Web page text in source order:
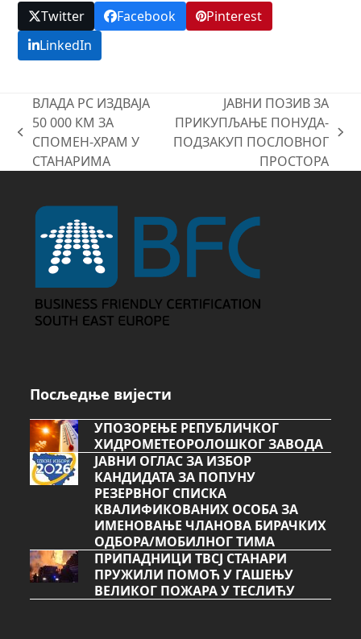
Twitter Facebook
Pinterest
LinkedIn
previous
post:
ВЛАДА РС ИЗДВАЈА
50 000 КМ ЗА
СПОМЕН-ХРАМ У
СТАНАРИМА
next
ЈАВНИ ПОЗИВ ЗА
ПРИКУПЉАЊЕ ПОНУДА-
ПОДЗАКУП ПОСЛОВНОГ
ПРОСТОРА
Посљедње вијести
УПОЗОРЕЊЕ РЕПУБЛИЧКОГ
ХИДРОМЕТЕОРОЛОШКОГ ЗАВОДА
ЈАВНИ ОГЛАС ЗА ИЗБОР
КАНДИДАТА ЗА ПОПУНУ
РЕЗЕРВНОГ СПИСКА
КВАЛИФИКОВАНИХ ОСОБА ЗА
ИМЕНОВАЊЕ ЧЛАНОВА БИРАЧКИХ
ОДБОРА/МОБИЛНОГ ТИМА
ПРИПАДНИЦИ ТВСЈ СТАНАРИ
ПРУЖИЛИ ПОМОЋ У ГАШЕЊУ
ВЕЛИКОГ ПОЖАРА У ТЕСЛИЋУ